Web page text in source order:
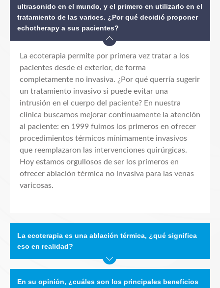
ultrasonido en el mundo, y el primero en utilizarlo en el
tratamiento de las varices. ¿Por qué decidió proponer
echotherapy a sus pacientes?
La ecoterapia permite por primera vez tratar a los
pacientes desde el exterior, de forma
completamente no invasiva. ¿Por qué querría sugerir
un tratamiento invasivo si puede evitar una
intrusión en el cuerpo del paciente? En nuestra
clínica buscamos mejorar continuamente la atención
al paciente: en 1999 fuimos los primeros en ofrecer
procedimientos térmicos mínimamente invasivos
que reemplazaron las intervenciones quirúrgicas.
Hoy estamos orgullosos de ser los primeros en
ofrecer ablación térmica no invasiva para las venas
varicosas.
La ecoterapia es una ablación térmica, ¿qué significa
eso en realidad?
En su opinión, ¿cuáles son los principales beneficios